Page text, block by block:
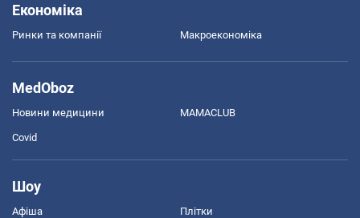
Економіка
Ринки та компанії Макроекономіка
MedOboz
Новини медицини MAMACLUB
Covid
Шоу
Афіша Плітки